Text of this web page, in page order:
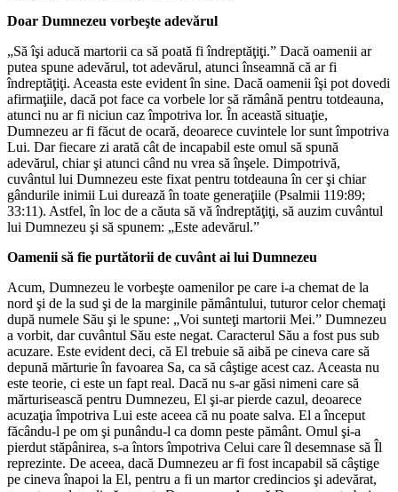
Doar Dumnezeu vorbeşte adevărul
„Să îşi aducă martorii ca să poată fi îndreptăţiţi.” Dacă oamenii ar
putea spune adevărul, tot adevărul, atunci înseamnă că ar fi
îndreptăţiţi. Aceasta este evident în sine. Dacă oamenii îşi pot dovedi
afirmaţiile, dacă pot face ca vorbele lor să rămână pentru totdeauna,
atunci nu ar fi niciun caz împotriva lor. În această situaţie,
Dumnezeu ar fi făcut de ocară, deoarece cuvintele lor sunt împotriva
Lui. Dar fiecare zi arată cât de incapabil este omul să spună
adevărul, chiar şi atunci când nu vrea să înşele. Dimpotrivă,
cuvântul lui Dumnezeu este fixat pentru totdeauna în cer şi chiar
gândurile inimii Lui durează în toate generaţiile (Psalmii 119:89;
33:11). Astfel, în loc de a căuta să vă îndreptăţiţi, să auzim cuvântul
lui Dumnezeu şi să spunem: „Este adevărul.”
Oamenii să fie purtătorii de cuvânt ai lui Dumnezeu
Acum, Dumnezeu le vorbeşte oamenilor pe care i-a chemat de la
nord şi de la sud şi de la marginile pământului, tuturor celor chemaţi
după numele Său şi le spune: „Voi sunteţi martorii Mei.” Dumnezeu
a vorbit, dar cuvântul Său este negat. Caracterul Său a fost pus sub
acuzare. Este evident deci, că El trebuie să aibă pe cineva care să
depună mărturie în favoarea Sa, ca să câştige acest caz. Aceasta nu
este teorie, ci este un fapt real. Dacă nu s-ar găsi nimeni care să
mărturisească pentru Dumnezeu, El şi-ar pierde cazul, deoarece
acuzaţia împotriva Lui este aceea că nu poate salva. El a început
făcându-l pe om şi punându-l ca domn peste pământ. Omul şi-a
pierdut stăpânirea, s-a întors împotriva Celui care îl desemnase să Îl
reprezinte. De aceea, dacă Dumnezeu ar fi fost incapabil să câştige
pe cineva înapoi la El, pentru a fi un martor credincios şi adevărat,